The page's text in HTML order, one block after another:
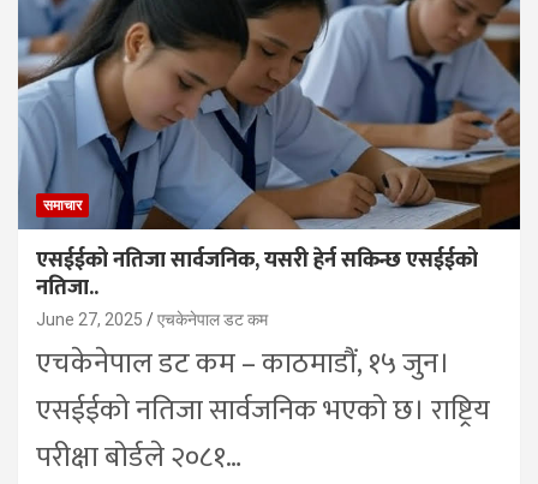
समाचार
एसईईको नतिजा सार्वजनिक, यसरी हेर्न सकिन्छ एसईईको
नतिजा..
June 27, 2025 एचकेनेपाल डट कम
एचकेनेपाल डट कम – काठमाडौं, १५ जुन।
एसईईको नतिजा सार्वजनिक भएको छ। राष्ट्रिय
परीक्षा बोर्डले २०८१…